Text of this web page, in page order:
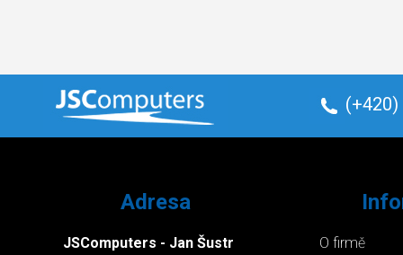
(+420)
Adresa
JSComputers - Jan Šustr
O firmě